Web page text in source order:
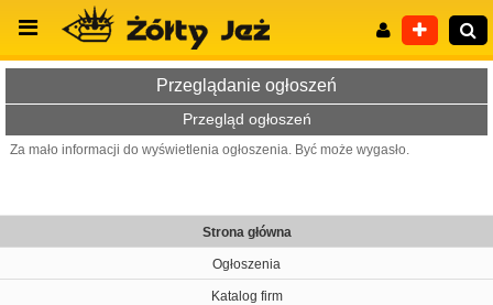
Przeglądanie ogłoszeń
Przegląd ogłoszeń
Za mało informacji do wyświetlenia ogłoszenia. Być może wygasło.
Strona główna
Ogłoszenia
Katalog firm